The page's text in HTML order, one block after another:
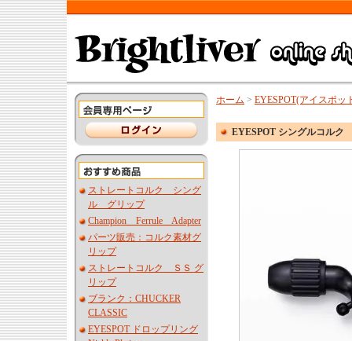
ストレートコルク シング
ル グリップ
Champion Ferrule Adapter
パーツ販売：コルク素材グ
リップ
ストレートコルク ＳＳ グ
リップ
ブランク：CHUCKER
CLASSIC
EYESPOT ドロップリング
ホーム > EYESPOT(アイスポッ
EYESPOT シングルコルク